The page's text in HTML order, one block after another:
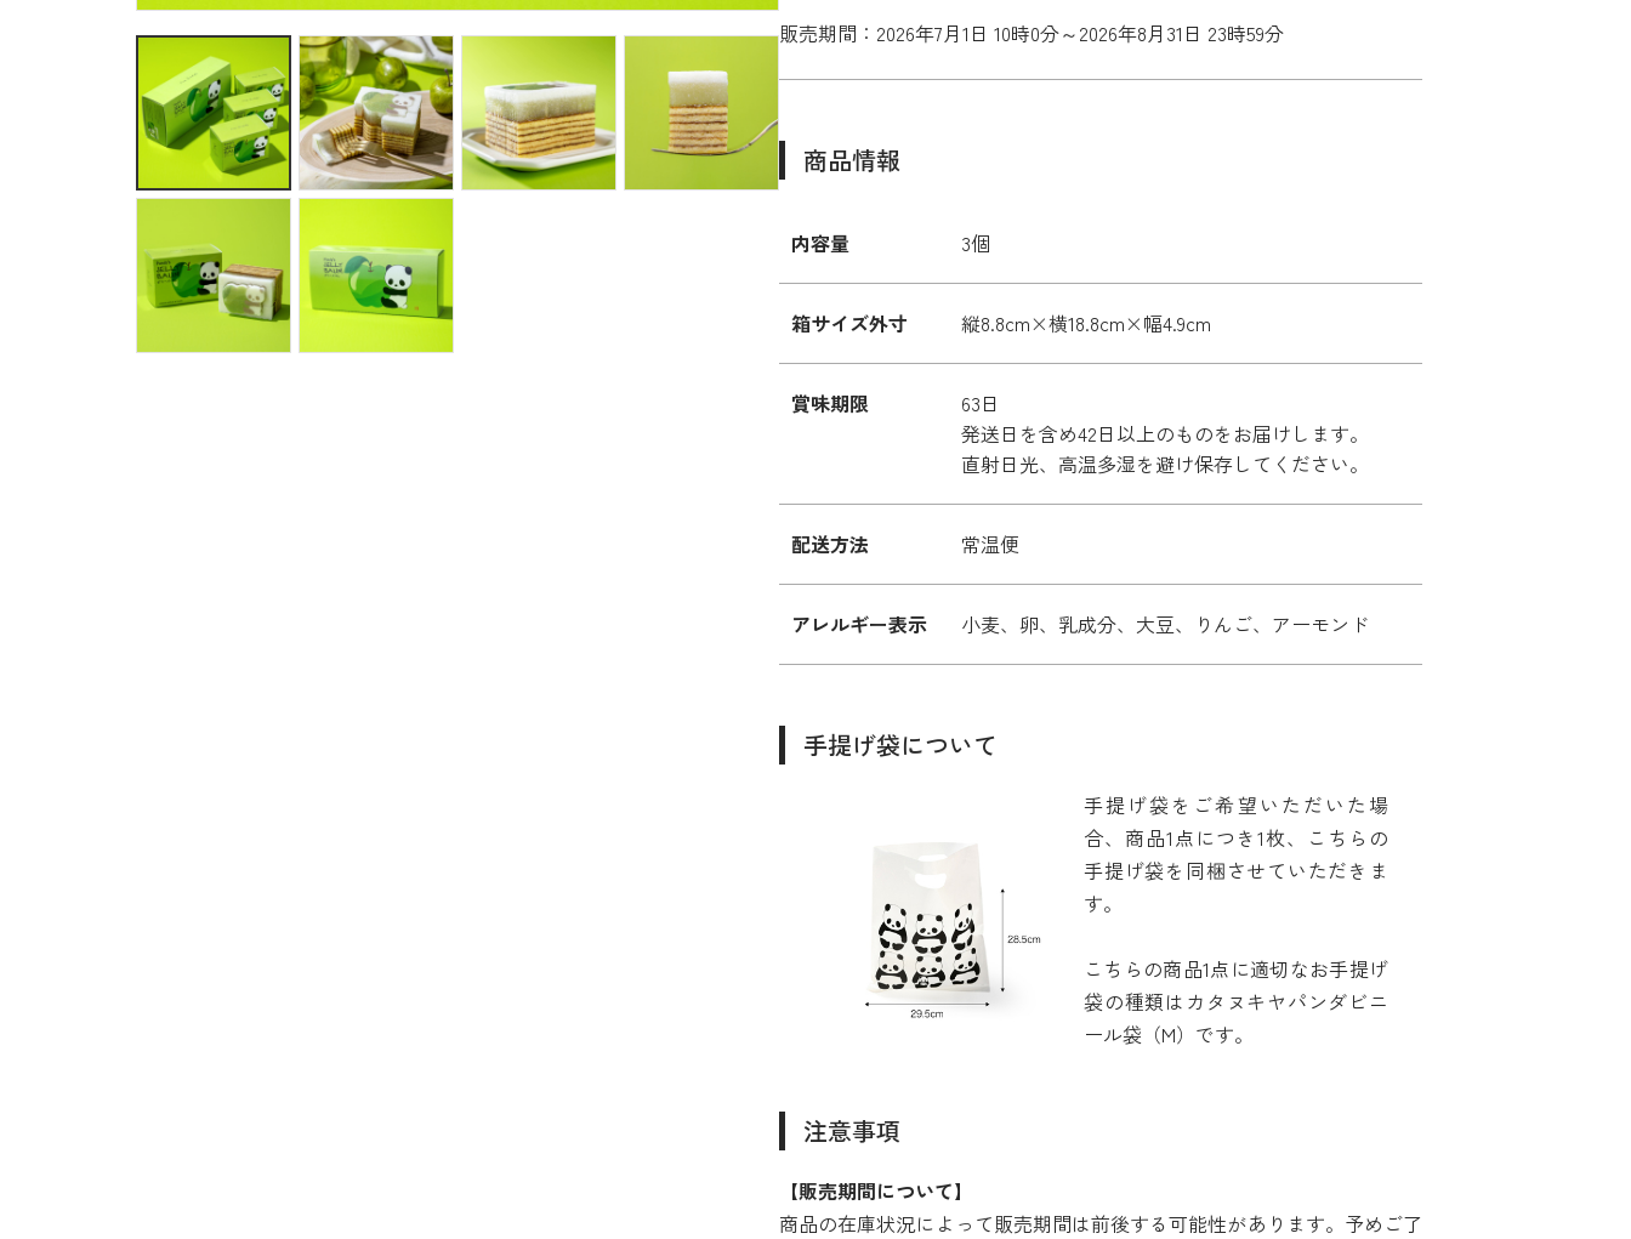
販売期間：2026年7月1日 10時0分～2026年8月31日 23時59分
商品情報
内容量 3個
箱サイズ外寸 縦8.8cm×横18.8cm×幅4.9cm
賞味期限
63日
発送日を含め42日以上のものをお届けします。
直射日光、高温多湿を避け保存してください。
配送方法 常温便
アレルギー表示 小麦、卵、乳成分、大豆、りんご、アーモンド
手提げ袋について
手提げ袋をご希望いただいた場
合、商品1点につき1枚、こちらの
手提げ袋を同梱させていただきま
す。
こちらの商品1点に適切なお手提げ
袋の種類はカタヌキヤパンダビニ
ール袋（M）です。
注意事項
【販売期間について】
商品の在庫状況によって販売期間は前後する可能性があります。予めご了